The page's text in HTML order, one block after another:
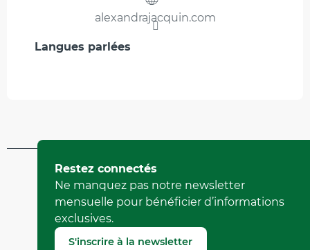
alexandrajacquin.com
Langues parlées
Langues parlées
Mis à jour le 26 août 2025 à 17:17
par Office Municipal de Tourisme de Villard-de-Lans
(Identifiant de l'offre : 6956030)
Signaler une erreur
Restez connectés
Ne manquez pas notre newsletter
mensuelle pour bénéficier d’informations
exclusives.
S'inscrire à la newsletter